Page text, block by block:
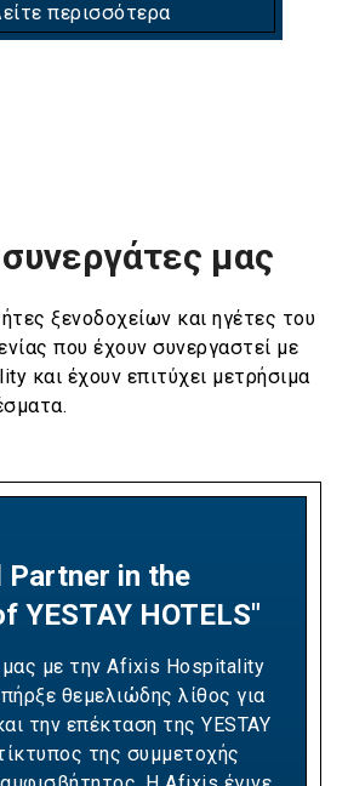
περισσότερα
συνεργάτες μας
ξενοδοχείων και ηγέτες του
που έχουν συνεργαστεί με
και έχουν επιτύχει μετρήσιμα
Partner in the
YESTAY HOTELS"
μας με την Afixis Hospitality
θεμελιώδης λίθος για
την επέκταση της YESTAY
της συμμετοχής
Built on
and
Results"
with Afixis has been pivotal
revenue growth and
strategies. Over the